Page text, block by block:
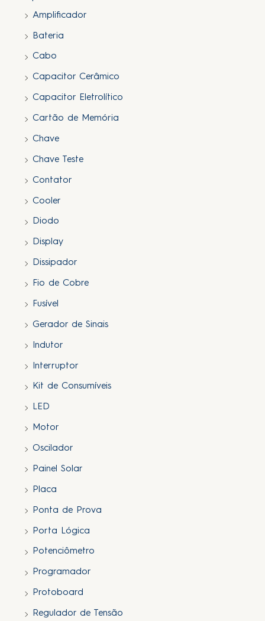
Amplificador
Bateria
Cabo
Capacitor Cerâmico
Capacitor Eletrolítico
Cartão de Memória
Chave
Chave Teste
Contator
Cooler
Diodo
Display
Dissipador
Fio de Cobre
Fusível
Gerador de Sinais
Indutor
Interruptor
Kit de Consumíveis
LED
Motor
Oscilador
Painel Solar
Placa
Ponta de Prova
Porta Lógica
Potenciômetro
Programador
Protoboard
Regulador de Tensão